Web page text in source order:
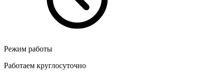
Режим работы
Работаем круглосуточно